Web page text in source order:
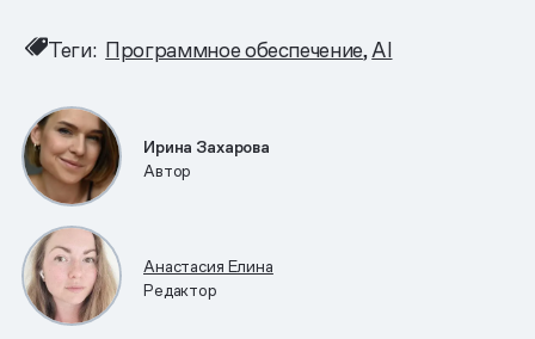
Теги: Программное обеспечение AI
Ирина Захарова
Автор
Анастасия Елина
Редактор